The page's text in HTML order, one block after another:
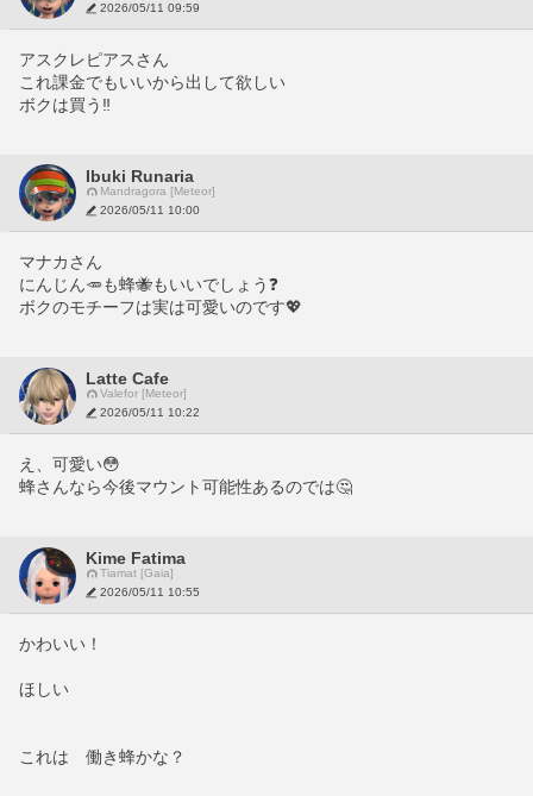
2026/05/11 09:59
アスクレピアスさん
これ課金でもいいから出して欲しい
ボクは買う‼️
Ibuki Runaria
Mandragora [Meteor]
2026/05/11 10:00
マナカさん
にんじん🥕も蜂🐝もいいでしょう❓
ボクのモチーフは実は可愛いのです💖
Latte Cafe
Valefor [Meteor]
2026/05/11 10:22
え、可愛い😳
蜂さんなら今後マウント可能性あるのでは🤔
Kime Fatima
Tiamat [Gaia]
2026/05/11 10:55
かわいい！
ほしい
これは　働き蜂かな？